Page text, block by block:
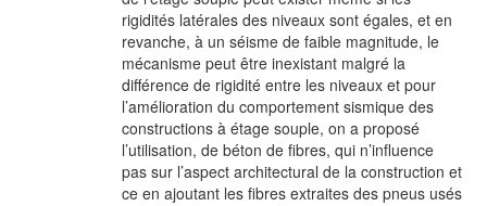
rigidités latérales des niveaux sont égales, et en
revanche, à un séisme de faible magnitude, le
mécanisme peut être inexistant malgré la
différence de rigidité entre les niveaux et pour
l’amélioration du comportement sismique des
constructions à étage souple, on a proposé
l’utilisation, de béton de fibres, qui n’influence
pas sur l’aspect architectural de la construction et
ce en ajoutant les fibres extraites des pneus usés